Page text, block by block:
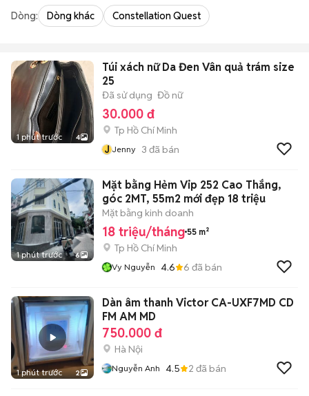
Dòng: Dòng khác Constellation Quest
1 phút trước 4
Túi xách nữ Da Đen Vân quả trám size
25
Đã sử dụng Đồ nữ
30.000 đ
Tp Hồ Chí Minh
J Jenny 3 đã bán
1 phút trước 6
Mặt bằng Hẻm Vip 252 Cao Thắng,
góc 2MT, 55m2 mới đẹp 18 triệu
Mặt bằng kinh doanh
18 triệu/tháng 55 m²
Tp Hồ Chí Minh
Vy Nguyễn 4.6 6 đã bán
1 phút trước 2
Dàn âm thanh Victor CA-UXF7MD CD
FM AM MD
750.000 đ
Hà Nội
Nguyễn Anh 4.5 2 đã bán